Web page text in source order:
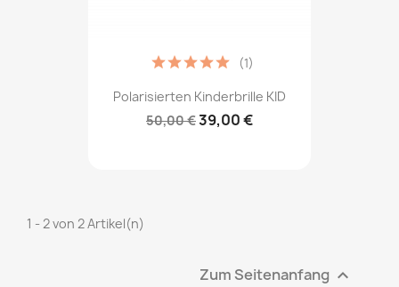
Polarisierten Kinderbrille KID
50,00 €39,00 €
(1)
1 - 2 von 2 Artikel(n)
Zum Seitenanfang 